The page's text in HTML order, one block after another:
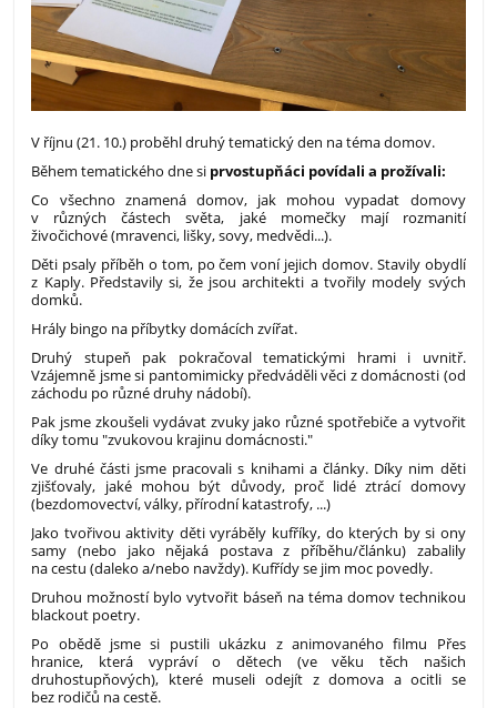
V říjnu (21. 10.) proběhl druhý tematický den na téma domov.
Během tematického dne si prvostupňáci povídali a prožívali:
Co všechno znamená domov, jak mohou vypadat domovy
v různých částech světa, jaké momečky mají rozmanití
živočichové (mravenci, lišky, sovy, medvědi...).
Děti psaly příběh o tom, po čem voní jejich domov. Stavily obydlí
z Kaply. Představily si, že jsou architekti a tvořily modely svých
domků.
Hrály bingo na příbytky domácích zvířat.
Druhý stupeň pak pokračoval tematickými hrami i uvnitř.
Vzájemně jsme si pantomimicky předváděli věci z domácnosti (od
záchodu po různé druhy nádobí).
Pak jsme zkoušeli vydávat zvuky jako různé spotřebiče a vytvořit
díky tomu "zvukovou krajinu domácnosti."
Ve druhé části jsme pracovali s knihami a články. Díky nim děti
zjišťovaly, jaké mohou být důvody, proč lidé ztrácí domovy
(bezdomovectví, války, přírodní katastrofy, ...)
Jako tvořivou aktivity děti vyráběly kufříky, do kterých by si ony
samy (nebo jako nějaká postava z příběhu/článku) zabalily
na cestu (daleko a/nebo navždy). Kufřídy se jim moc povedly.
Druhou možností bylo vytvořit báseň na téma domov technikou
blackout poetry.
Po obědě jsme si pustili ukázku z animovaného filmu Přes
hranice, která vypráví o dětech (ve věku těch našich
druhostupňových), které museli odejít z domova a ocitli se
bez rodičů na cestě.